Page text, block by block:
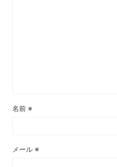
名前 ※
メール ※